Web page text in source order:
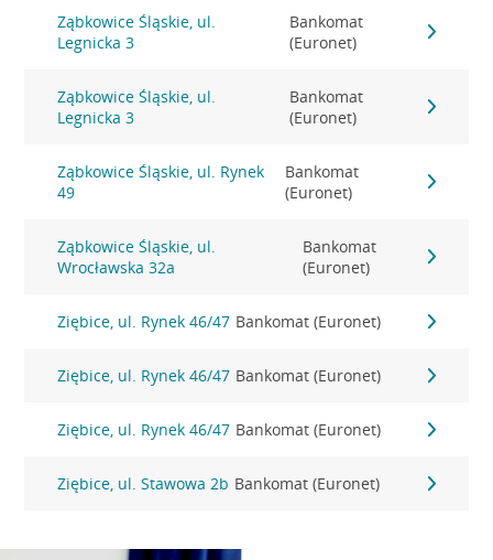
Ząbkowice Śląskie, ul.
Legnicka 3
Bankomat
(Euronet)
Ząbkowice Śląskie, ul.
Legnicka 3
Bankomat
(Euronet)
Ząbkowice Śląskie, ul. Rynek
49
Bankomat
(Euronet)
Ząbkowice Śląskie, ul.
Wrocławska 32a
Bankomat
(Euronet)
Ziębice, ul. Rynek 46/47 Bankomat (Euronet)
Ziębice, ul. Rynek 46/47 Bankomat (Euronet)
Ziębice, ul. Rynek 46/47 Bankomat (Euronet)
Ziębice, ul. Stawowa 2b Bankomat (Euronet)